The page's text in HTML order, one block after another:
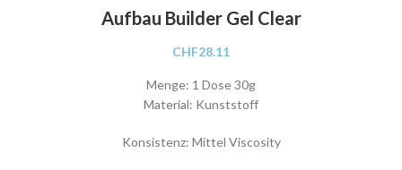
Aufbau Builder Gel Clear
CHF28.11
Menge: 1 Dose 30g
Material: Kunststoff
Konsistenz: Mittel Viscosity